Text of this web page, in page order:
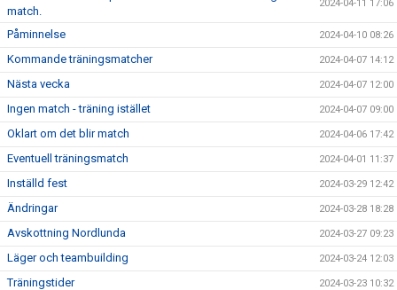
match.
2024-04-11 17:06
Påminnelse 2024-04-10 08:26
Kommande träningsmatcher 2024-04-07 14:12
Nästa vecka 2024-04-07 12:00
Ingen match - träning istället 2024-04-07 09:00
Oklart om det blir match 2024-04-06 17:42
Eventuell träningsmatch 2024-04-01 11:37
Inställd fest 2024-03-29 12:42
Ändringar 2024-03-28 18:28
Avskottning Nordlunda 2024-03-27 09:23
Läger och teambuilding 2024-03-24 12:03
Träningstider 2024-03-23 10:32